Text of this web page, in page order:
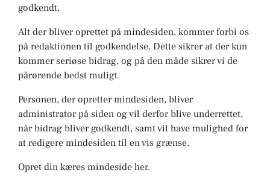
godkendt.
Alt der bliver oprettet på mindesiden, kommer forbi os
på redaktionen til godkendelse. Dette sikrer at der kun
kommer seriøse bidrag, og på den måde sikrer vi de
pårørende bedst muligt.
Personen, der opretter mindesiden, bliver
administrator på siden og vil derfor blive underrettet,
når bidrag bliver godkendt, samt vil have mulighed for
at redigere mindesiden til en vis grænse.
Opret din kæres mindeside her.